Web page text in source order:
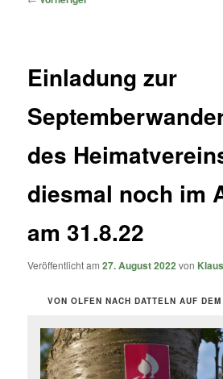
Einladung zur
des
diesmal noch im
am 31.8.22
Veröffentlicht am27. August 2022von
VON OLFEN NACH DATTELN AUF